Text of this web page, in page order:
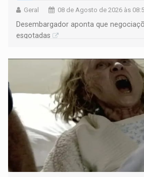
Geral 08 de Agosto de 2026 às
Desembargador aponta que
esgotadas